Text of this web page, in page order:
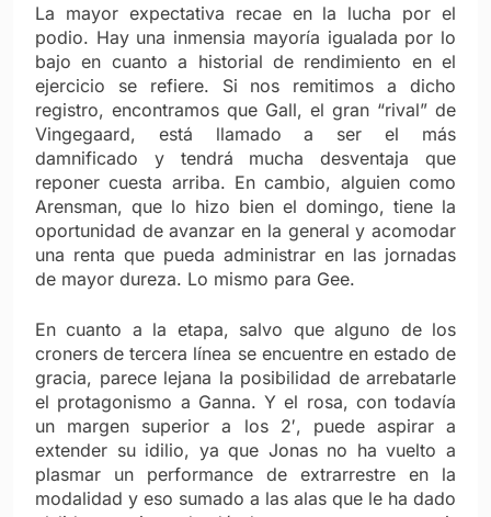
La mayor expectativa recae en la lucha por el
podio. Hay una inmensia mayoría igualada por lo
bajo en cuanto a historial de rendimiento en el
ejercicio se refiere. Si nos remitimos a dicho
registro, encontramos que Gall, el gran “rival” de
Vingegaard, está llamado a ser el más
damnificado y tendrá mucha desventaja que
reponer cuesta arriba. En cambio, alguien como
Arensman, que lo hizo bien el domingo, tiene la
oportunidad de avanzar en la general y acomodar
una renta que pueda administrar en las jornadas
de mayor dureza. Lo mismo para Gee.
En cuanto a la etapa, salvo que alguno de los
croners de tercera línea se encuentre en estado de
gracia, parece lejana la posibilidad de arrebatarle
el protagonismo a Ganna. Y el rosa, con todavía
un margen superior a los 2′, puede aspirar a
extender su idilio, ya que Jonas no ha vuelto a
plasmar un performance de extrarrestre en la
modalidad y eso sumado a las alas que le ha dado